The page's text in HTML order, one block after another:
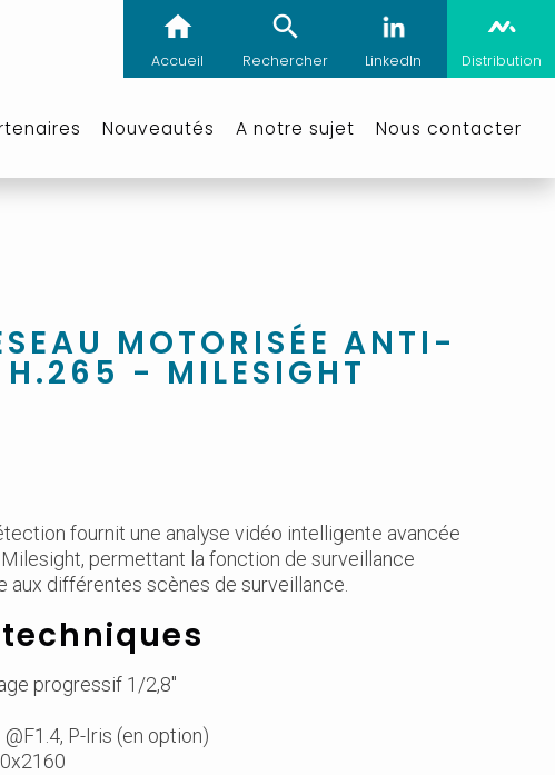
Accueil Rechercher LinkedIn Distribution
Nouveautés A notre sujet Nous contacter
MOTORISÉE ANTI-
- MILESIGHT
fournit une analyse vidéo intelligente avancée
permettant la fonction de surveillance
aux différentes scènes de surveillance.
progressif 1/2,8"
P-Iris (en option)